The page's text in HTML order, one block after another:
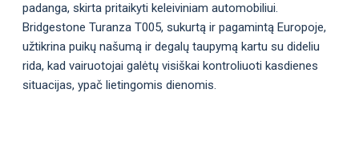
padanga, skirta pritaikyti keleiviniam automobiliui.
Bridgestone Turanza T005, sukurtą ir pagamintą Europoje,
užtikrina puikų našumą ir degalų taupymą kartu su dideliu
rida, kad vairuotojai galėtų visiškai kontroliuoti kasdienes
situacijas, ypač lietingomis dienomis.